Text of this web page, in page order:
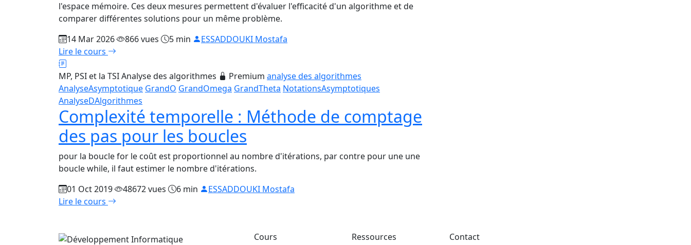
l'espace mémoire. Ces deux mesures permettent d'évaluer l'efficacité d'un algorithme et de
comparer différentes solutions pour un même problème.
14 Mar 2026
866 vues 5 min
ESSADDOUKI Mostafa
Lire le cours
MP, PSI et la TSIAnalyse des algorithmes Premium analyse des algorithmes
AnalyseAsymptotique GrandO GrandOmega GrandTheta NotationsAsymptotiques
AnalyseDAlgorithmes
Complexité temporelle : Méthode de comptage
des pas pour les boucles
pour la boucle for le coût est proportionnel au nombre d'itérations, par contre pour une une
boucle while, il faut estimer le nombre d'itérations.
01 Oct 2019
48672 vues 6 min
ESSADDOUKI Mostafa
Lire le cours
Cours
Ressources
Contact